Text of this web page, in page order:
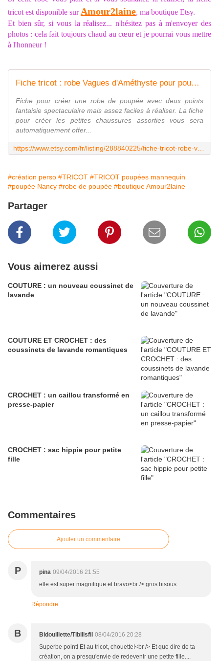
tricot est disponible sur Amour2laine, ma boutique Etsy.
Et bien sûr, si vous la réalisez... n'hésitez pas à m'envoyer des
photos : cela fait toujours chaud au cœur et je pourrai vous mettre
à l'honneur !
Fiche tricot : robe Vagues d'Améthyste pour poupée Nancy, 42 cm.
Fiche pour créer une robe de poupée avec deux points
fantaisie spectaculaire mais assez faciles à réaliser. La fiche
pour créer les petites chaussures assorties vous sera
automatiquement offer...
#création perso #TRICOT #TRICOT poupées mannequin
#poupée Nancy #robe de poupée #boutique Amour2laine
Partager
Vous aimerez aussi
COUTURE : un nouveau coussinet de
lavande
COUTURE ET CROCHET : des
coussinets de lavande romantiques
CROCHET : un caillou transformé en
presse-papier
CROCHET : sac hippie pour petite
fille
Commentaires
Ajouter un commentaire
P pina 09/04/2016 21:55
elle est super magnifique et bravo<br /> gros bisous
Répondre
B Bidouillette/Tibilisfil 08/04/2016 20:28
Superbe point! Et au tricot, chouette!<br /> Et que dire de ta
création, on a presqu'envie de redevenir une petite fille....